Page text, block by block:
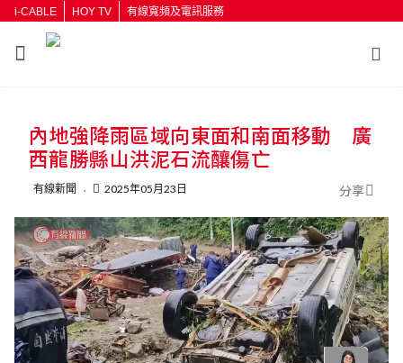
i-CABLE HOY TV 有線寬頻及電訊服務
按輸入鍵開始搜尋
內地強降雨區域向東面和南面移動 廣
西龍勝縣山洪泥石流釀傷亡
有線新聞 2025年05月23日 分享